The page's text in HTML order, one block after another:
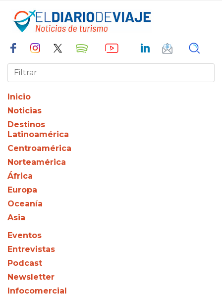
Inicio
Noticias
Destinos
Latinoamérica
Centroamérica
Norteamérica
África
Europa
Oceanía
Asia
Eventos
Entrevistas
Podcast
Newsletter
Infocomercial